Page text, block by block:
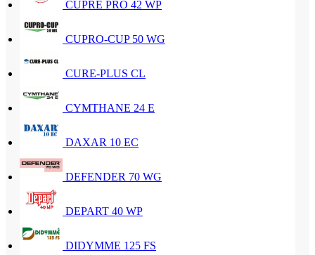
CUPRE PRO 42 WP
CUPRO-CUP 50 WG
CURE-PLUS CL
CYMTHANE 24 E
DAXAR 10 EC
DEFENDER 70 WG
DEPART 40 WP
DIDYMME 125 FS